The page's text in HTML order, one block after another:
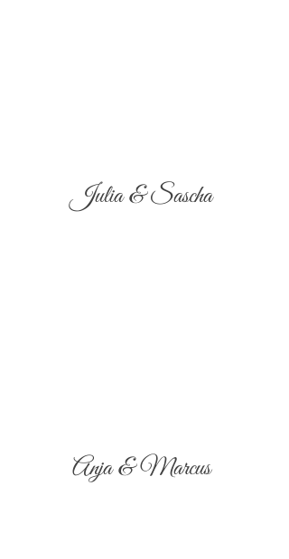
Julia & Sascha
Anja & Marcus